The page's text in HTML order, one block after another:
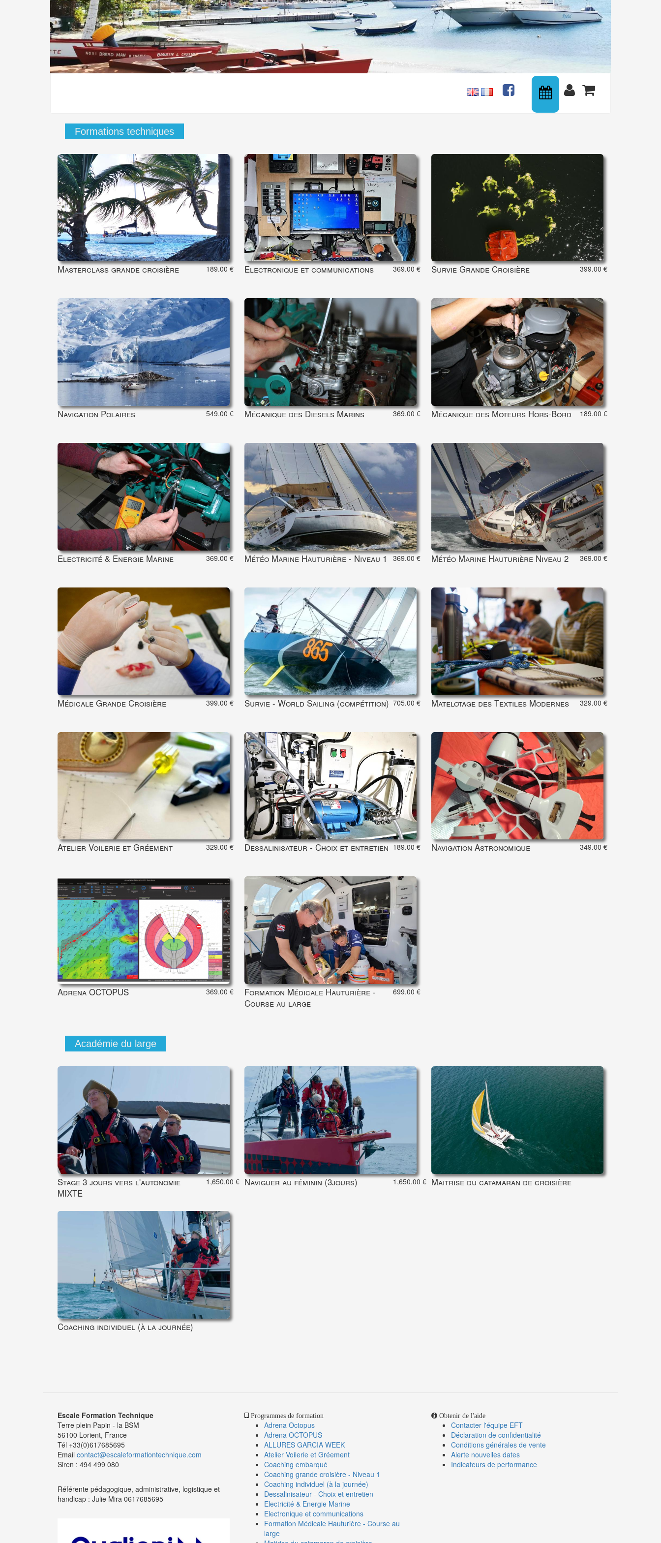
Actualités Connexion
Formations techniques
Masterclass grande croisière 189.00 € Electronique et communications 369.00 € Survie Grande Croisière 399.00 €
Navigation Polaires 549.00 € Mécanique des Diesels Marins 369.00 € Mécanique des Moteurs Hors-Bord 189.00 €
Electricité & Energie Marine 369.00 € Météo Marine Hauturière - Niveau 1 369.00 € Météo Marine Hauturière Niveau 2 369.00 €
Médicale Grande Croisière 399.00 € Survie - World Sailing (compétition) 705.00 € Matelotage des Textiles Modernes 329.00 €
Atelier Voilerie et Gréement 329.00 € Dessalinisateur - Choix et entretien 189.00 € Navigation Astronomique 349.00 €
Adrena OCTOPUS 369.00 €
Formation Médicale Hauturière -
Course au large
699.00 €
Académie du large
Stage 3 jours vers l'autonomie
MIXTE
1,650.00 € Naviguer au féminin (3jours) 1,650.00 € Maitrise du catamaran de croisière
Coaching individuel (à la journée)
Escale Formation Technique
Terre plein Papin - la BSM
56100 Lorient, France
Tél +33(0)617685695
Email contact@escaleformationtechnique.com
Siren : 494 499 080
Référente pédagogique, administrative, logistique et
handicap : Julie Mira 0617685695
Programmes de formation
Adrena Octopus
Adrena OCTOPUS
ALLURES GARCIA WEEK
Atelier Voilerie et Gréement
Coaching embarqué
Coaching grande croisière - Niveau 1
Coaching individuel (à la journée)
Dessalinisateur - Choix et entretien
Electricité & Energie Marine
Electronique et communications
Formation Médicale Hauturière - Course au
large
Obtenir de l'aide
Contacter l'équipe EFT
Déclaration de confidentialité
Conditions générales de vente
Alerte nouvelles dates
Indicateurs de performance